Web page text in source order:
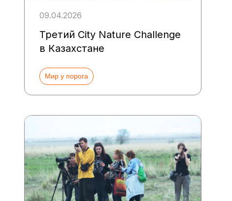
09.04.2026
Третий City Nature Challenge
в Казахстане
Мир у порога